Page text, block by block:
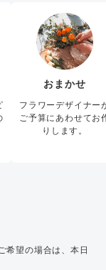
おまかせ
フラワーデザイナー
ご予算にあわせてお
りします。
希望の場合は、本日